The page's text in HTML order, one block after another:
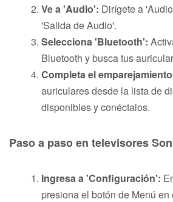
Ve a 'Audio': Dirígete a
'Salida de Audio'.
Selecciona 'Bluetooth':
Bluetooth y busca tus
Completa el
auriculares desde la lista de
disponibles y conéctalos.
Paso a paso en televisores
Ingresa a 'Configuración':
presiona el botón de Menú en